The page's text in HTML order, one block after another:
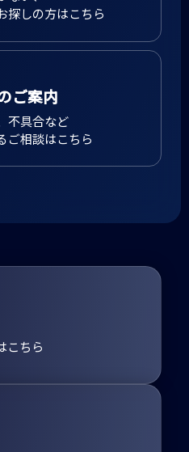
探しの方はこちら
ご案内
不具合など
ご相談はこちら
こちら